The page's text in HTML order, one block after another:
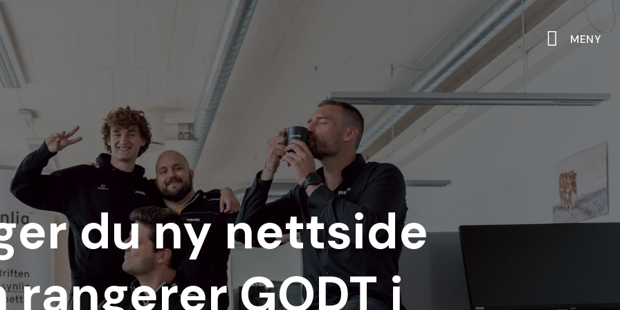
MENY
du ny nettside
rangerer GODT i